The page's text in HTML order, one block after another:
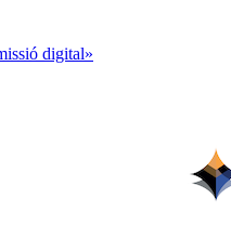
digital»